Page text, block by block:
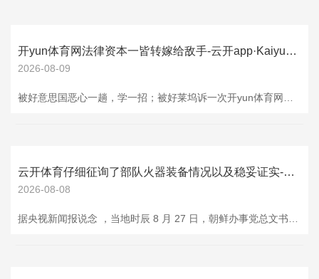
开yun体育网法律资本一皆转嫁给敌手-云开app·Kaiyun下载官方网站-登录入口
2026-08-09
云开体育仔细征询了部队火器装备情况以及稳妥证实-云开app·Kaiyun下载官方网站-登录入口
2026-08-08